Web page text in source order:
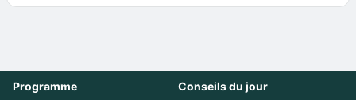
Programme Conseils du jour